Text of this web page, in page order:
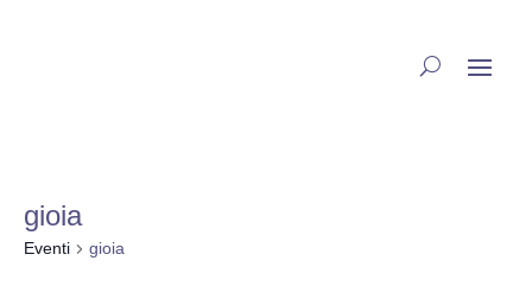
gioia
Eventi gioia